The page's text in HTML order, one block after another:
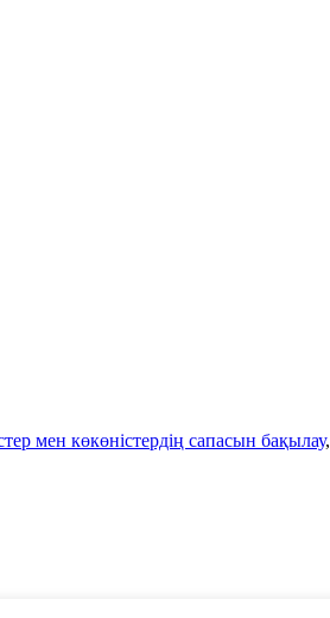
мен көкөністердің сапасын бақылау,